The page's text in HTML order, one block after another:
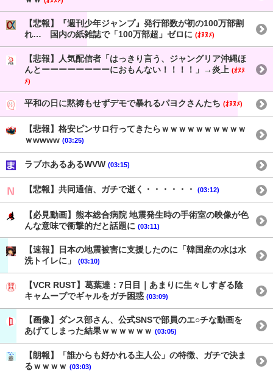
【悲報】『週刊少年ジャンプ』発行部数が初の100万部割
れ… 国内の紙雑誌で「100万部超」ゼロに (ｵﾇﾇﾒ)
【悲報】人気配信者「はっきり言う、ジャングリア沖縄ほ
んとーーーーーーーーにおもんない！！！！」→炎上 (ｵﾇﾇ
ﾒ)
平和の日に黙祷もせずデモで暴れるパヨクさんたち (ｵﾇﾇﾒ)
【悲報】格安ピンサロ行ってきたらｗｗｗｗｗｗｗｗｗｗ
ｗwwww (03:25)
ラブホあるあるWVW (03:15)
【悲報】共同通信、ガチで逝く・・・・・・ (03:12)
【必見動画】熊本総合病院 地震発生時の手術室の映像が色
んな意味で衝撃的だと話題に (03:11)
【速報】日本の地震被害に支援したのに「韓国産の水は水
洗トイレに」
(03:10)
【VCR RUST】葛葉達：7日目｜あまりに生々しすぎる陰
キャムーブでギャルをガチ困惑 (03:09)
【画像】ダンス部さん、公式SNSで部員のエ○チな動画を
あげてしまった結果ｗｗｗｗｗｗ (03:05)
【朗報】「誰からも好かれる主人公」の特徴、ガチで決ま
るｗｗｗｗ (03:03)